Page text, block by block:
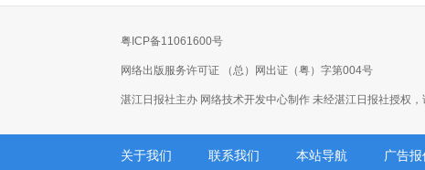
粤ICP备11061600号
网络出版服务许可证 （总）网出证（粤）字第004号
湛江日报社主办 网络技术开发中心制作 未经湛江日报社授权
关于我们 联系我们 本站导航 广告报